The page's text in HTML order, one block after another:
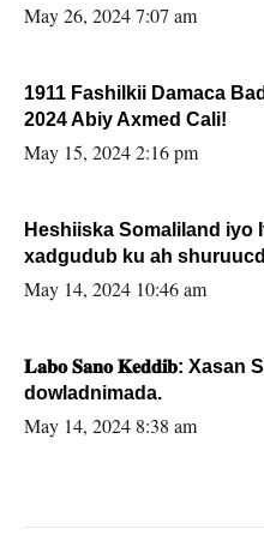
May 26, 2024 7:07 am
1911 Fashilkii Damaca
2024 Abiy Axmed Cali!
May 15, 2024 2:16 pm
Heshiiska Somaliland iyo
xadgudub ku ah
May 14, 2024 10:46 am
𝐋𝐚𝐛𝐨 𝐒𝐚𝐧𝐨 𝐊𝐞𝐝𝐝𝐢𝐛: Xasan Sheekh ma
dowladnimada.
May 14, 2024 8:38 am